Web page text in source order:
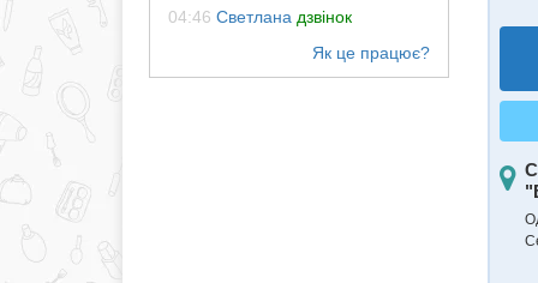
04:46 Светлана дзвінок